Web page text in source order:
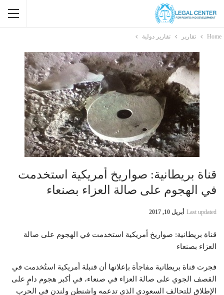
Home تقارير تقارير دولية
قناة بريطانية: صواريخ أمريكية استخدمت
في الهجوم على صالة العزاء بصنعاء
Last updated أبريل 10, 2017
قناة بريطانية: صواريخ أمريكية استخدمت في الهجوم على صالة
العزاء بصنعاء
فجرت قناة بريطانية مفاجأة بإعلانها أن قنبلة أمريكية استُخدمت في
القصف الجوي على صالة العزاء في صنعاء، في أكبر هجوم دامٍ على
الإطلاق للتحالف السعودي الذي تدعمه واشنطن ولندن في الحرب